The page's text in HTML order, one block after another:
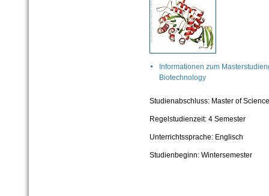
Informationen zum
Biotechnology
Studienabschluss: Master of
Regelstudienzeit: 4 Semester
Unterrichtssprache: Englisch
Studienbeginn: Wintersemester